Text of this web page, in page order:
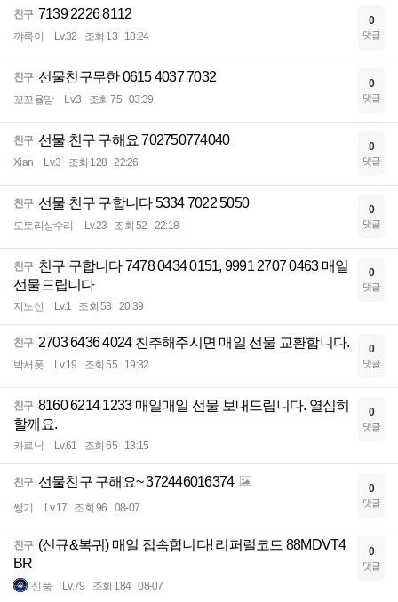
친구 7139 2226 8112
꺄륵이 Lv.32 조회 13 18:24
0
댓글
친구 선물친구무한 0615 4037 7032
꼬꼬율맘 Lv.3 조회 75 03:39
0
댓글
친구 선물 친구 구해요 702750774040
Xian Lv.3 조회 128 22:26
0
댓글
친구 선물 친구 구합니다 5334 7022 5050
도토리상수리 Lv.23 조회 52 22:18
0
댓글
친구 친구 구합니다 7478 0434 0151, 9991 2707 0463 매일
선물드립니다
지노신 Lv.1 조회 53 20:39
0
댓글
친구 2703 6436 4024 친추해주시면 매일 선물 교환합니다.
박서폿 Lv.19 조회 55 19:32
0
댓글
친구 8160 6214 1233 매일매일 선물 보내드립니다. 열심히
할께요.
카르닉 Lv.61 조회 65 13:15
0
댓글
친구 선물친구 구해요~ 372446016374
쌩기 Lv.17 조회 96 08-07
0
댓글
친구 (신규&복귀) 매일 접속합니다! 리퍼럴코드 88MDVT4
BR
신품 Lv.79 조회 184 08-07
0
댓글